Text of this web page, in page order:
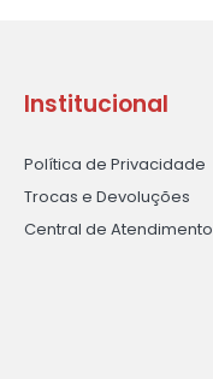
Institucional
Política de Privacidade
Trocas e Devoluções
Central de Atendimento